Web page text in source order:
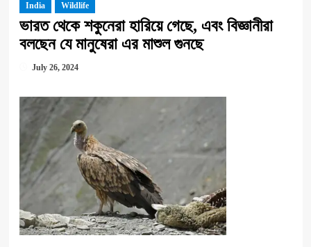
India Wildlife
ভারত থেকে শকুনেরা হারিয়ে গেছে, এবং বিজ্ঞানীরা
বলছেন যে মানুষেরা এর মাশুল গুনছে
July 26, 2024